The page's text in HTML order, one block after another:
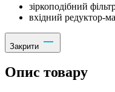
зіркоподібний
вхідний редуктор-
Закрити
Опис товару